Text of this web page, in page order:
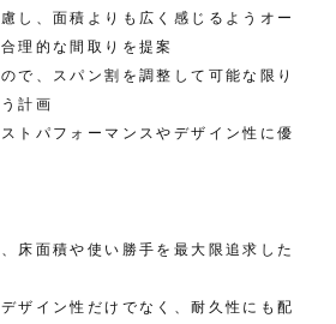
し、面積よりも広く感じるようオー
理的な間取りを提案
で、スパン割を調整して可能な限り
計画
トパフォーマンスやデザイン性に優
床面積や使い勝手を最大限追求した
ザイン性だけでなく、耐久性にも配